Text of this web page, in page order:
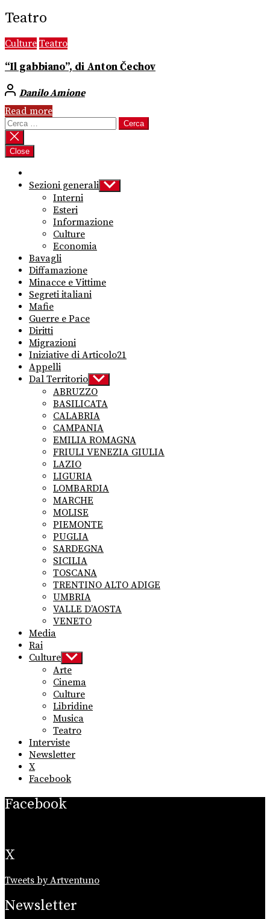
Teatro
Culture Teatro
“Il gabbiano”, di Anton Čechov
Danilo Amione
Read more
Ricerca
per:
Close
Sezioni generali Show
sub
Interni
Esteri
Informazione
Culture
Economia
Bavagli
Diffamazione
Minacce e Vittime
Segreti italiani
Mafie
Guerre e Pace
Diritti
Migrazioni
Iniziative di Articolo21
Appelli
Dal Territorio Show
sub
menu
ABRUZZO
BASILICATA
CALABRIA
CAMPANIA
EMILIA ROMAGNA
FRIULI VENEZIA GIULIA
LAZIO
LIGURIA
LOMBARDIA
MARCHE
MOLISE
PIEMONTE
PUGLIA
SARDEGNA
SICILIA
TOSCANA
TRENTINO ALTO ADIGE
UMBRIA
VALLE D’AOSTA
VENETO
Media
Rai
Culture Show
sub
menu
Arte
Cinema
Culture
Libridine
Musica
Teatro
Interviste
Newsletter
X
Facebook
Facebook
X
Tweets by Artventuno
Newsletter